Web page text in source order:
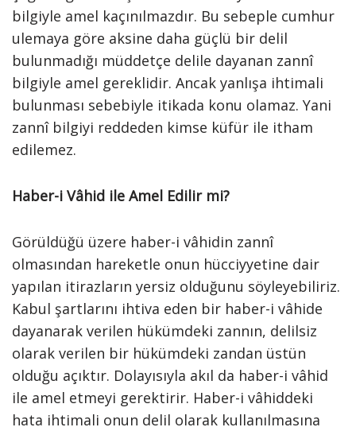
bilgiyle amel kaçınılmazdır. Bu sebeple cumhur
ulemaya göre aksine daha güçlü bir delil
bulunmadığı müddetçe delile dayanan zannî
bilgiyle amel gereklidir. Ancak yanlışa ihtimali
bulunması sebebiyle itikada konu olamaz. Yani
zannî bilgiyi reddeden kimse küfür ile itham
edilemez.
Haber-i Vâhid ile Amel Edilir mi?
Görüldüğü üzere haber-i vâhidin zannî
olmasından hareketle onun hücciyyetine dair
yapılan itirazların yersiz olduğunu söyleyebiliriz.
Kabul şartlarını ihtiva eden bir haber-i vâhide
dayanarak verilen hükümdeki zannın, delilsiz
olarak verilen bir hükümdeki zandan üstün
olduğu açıktır. Dolayısıyla akıl da haber-i vâhid
ile amel etmeyi gerektirir. Haber-i vâhiddeki
hata ihtimali onun delil olarak kullanılmasına